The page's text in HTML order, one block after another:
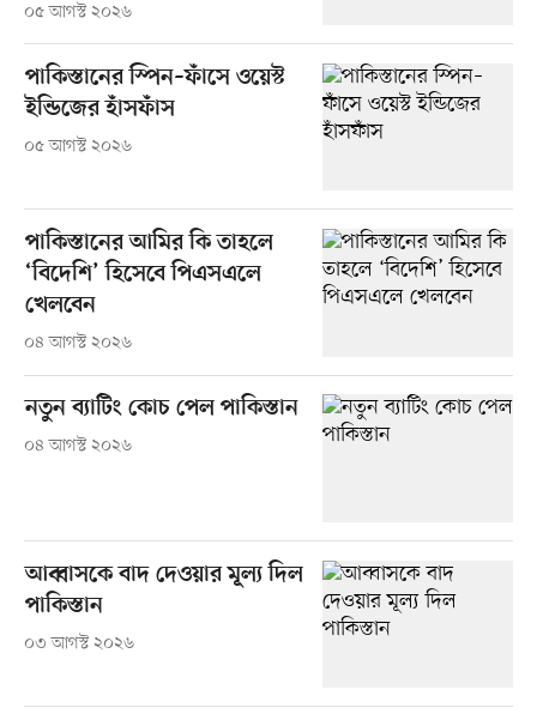
০৫ আগস্ট ২০২৬
পাকিস্তানের স্পিন–ফাঁসে ওয়েস্ট
ইন্ডিজের হাঁসফাঁস
০৫ আগস্ট ২০২৬
পাকিস্তানের আমির কি তাহলে
‘বিদেশি’ হিসেবে পিএসএলে
খেলবেন
০৪ আগস্ট ২০২৬
নতুন ব্যাটিং কোচ পেল পাকিস্তান
০৪ আগস্ট ২০২৬
আব্বাসকে বাদ দেওয়ার মূল্য দিল
পাকিস্তান
০৩ আগস্ট ২০২৬